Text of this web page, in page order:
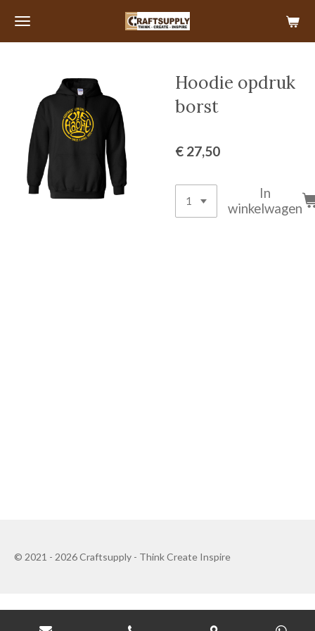
Ga
hoofdinhoud
Hoodie opdruk
borst
€ 27,50
In
winkelwagen
© 2021 - 2026 Craftsupply - Think Create Inspire